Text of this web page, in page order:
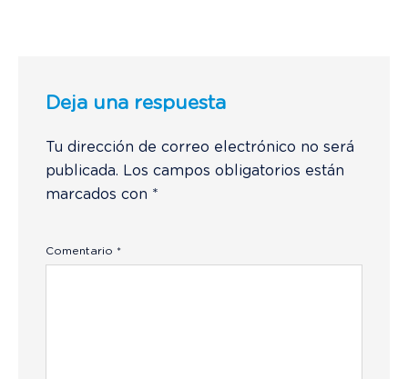
Deja una respuesta
Tu dirección de correo electrónico no será
publicada. Los campos obligatorios están
marcados con *
Comentario *